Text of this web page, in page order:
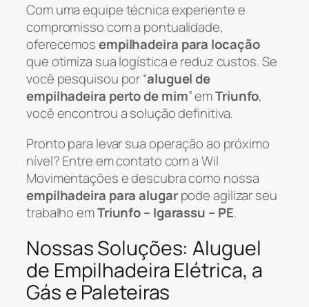
Com uma equipe técnica experiente e
compromisso com a pontualidade,
oferecemosempilhadeira para locação
que otimiza sua logística e reduz custos. Se
você pesquisou por “aluguel de
empilhadeira perto de mim” emTriunfo,
você encontrou a solução definitiva.
Pronto para levar sua operação ao próximo
nível? Entre em contato com a Wil
Movimentações e descubra como nossa
empilhadeira para alugarpode agilizar seu
trabalho emTriunfo – Igarassu – PE.
Nossas Soluções: Aluguel
de Empilhadeira Elétrica, a
Gás e Paleteiras